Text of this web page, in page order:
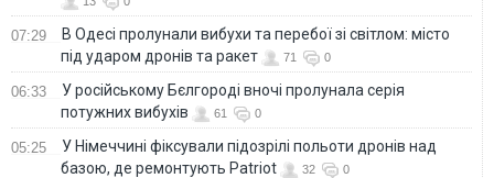
07:29
В Одесі пролунали вибухи та перебої зі світлом: місто
під ударом дронів та ракет
71 0
06:33
У російському Бєлгороді вночі пролунала серія
потужних вибухів
61 0
05:25
У Німеччині фіксували підозрілі польоти дронів над
базою, де ремонтують Patriot
32 0